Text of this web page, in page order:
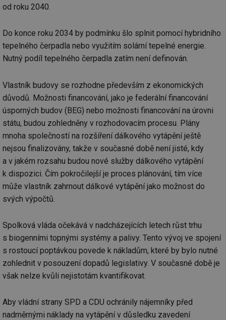
od roku 2040.
Do konce roku 2034 by podmínku šlo splnit pomocí hybridního
tepelného čerpadla nebo využitím solární tepelné energie.
Nutný podíl tepelného čerpadla zatím není definován.
Vlastník budovy se rozhodne především z ekonomických
důvodů. Možnosti financování, jako je federální financování
úsporných budov (BEG) nebo možnosti financování na úrovni
státu, budou zohledněny v rozhodovacím procesu. Plány
mnoha společností na rozšíření dálkového vytápění ještě
nejsou finalizovány, takže v současné době není jisté, kdy
a v jakém rozsahu budou nové služby dálkového vytápění
k dispozici. Čím pokročilejší je proces plánování, tím více
může vlastník zahrnout dálkové vytápění jako možnost do
svých výpočtů.
Spolková vláda očekává v nadcházejících letech růst trhu
s biogenními topnými systémy a palivy. Tento vývoj ve spojení
s rostoucí poptávkou povede k nákladům, které by bylo nutné
zohlednit v posouzení dopadů legislativy. V současné době je
však nelze kvůli nejistotám kvantifikovat.
Aby vládní strany SPD a CDU ochránily nájemníky před
nadměrnými náklady na vytápění v důsledku zavedení